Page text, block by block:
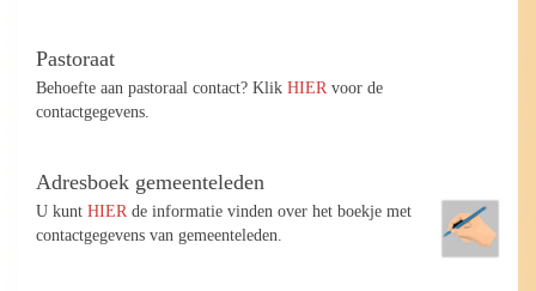
Pastoraat
Behoefte aan pastoraal contact? Klik HIER voor de
contactgegevens.
Adresboek gemeenteleden
U kunt HIER de informatie vinden over het boekje met
contactgegevens van gemeenteleden.